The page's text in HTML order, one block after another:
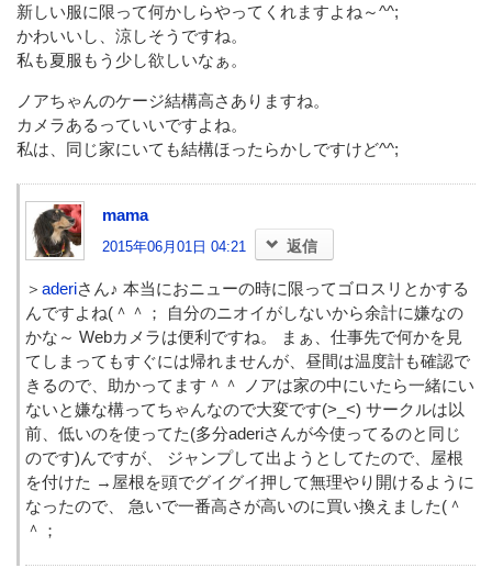
新しい服に限って何かしらやってくれますよね～^^;
かわいいし、涼しそうですね。
私も夏服もう少し欲しいなぁ。
ノアちゃんのケージ結構高さありますね。
カメラあるっていいですよね。
私は、同じ家にいても結構ほったらかしですけど^^;
mama
2015年06月01日 04:21 返信
＞ aderiさん♪ 本当におニューの時に限ってゴロスリとかする
んですよね(＾＾； 自分のニオイがしないから余計に嫌なの
かな～ Webカメラは便利ですね。 まぁ、仕事先で何かを見
てしまってもすぐには帰れませんが、昼間は温度計も確認で
きるので、助かってます＾＾ ノアは家の中にいたら一緒にい
ないと嫌な構ってちゃんなので大変です(>_<) サークルは以
前、低いのを使ってた(多分aderiさんが今使ってるのと同じ
のです)んですが、 ジャンプして出ようとしてたので、屋根
を付けた →屋根を頭でグイグイ押して無理やり開けるように
なったので、 急いで一番高さが高いのに買い換えました(＾
＾；